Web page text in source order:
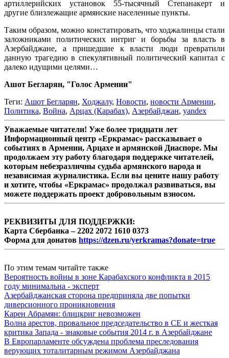
артиллерийских установок 55-тысячный Степанакерт и
другие близлежащие армянские населенные пункты.
Таким образом, можно констатировать, что ходжалинцы стали
заложниками политических интриг и борьбы за власть в
Азербайджане, а пришедшие к власти люди превратили
данную трагедию в спекулятивный политический капитал с
далеко идущими целями…
Ашот Бегларян, "Голос Армении"
Теги: Ашот Бегларян, Ходжалу, Новости, новости Армении,
Политика, Война, Арцах (Карабах), Азербайджан, yandex
Уважаемые читатели! Уже более тридцати лет
Информационный центр «Еркрамас» рассказывает о
событиях в Армении, Арцахе и армянской Диаспоре. Мы
продолжаем эту работу благодаря поддержке читателей,
которым небезразличны судьба армянского народа и
независимая журналистика. Если вы цените нашу работу
и хотите, чтобы «Еркрамас» продолжал развиваться, вы
можете поддержать проект добровольным взносом.
РЕКВИЗИТЫ ДЛЯ ПОДДЕРЖКИ:
Карта Сбербанка – 2202 2072 1610 0373
Форма для донатов https://dzen.ru/yerkramas?donate=true
По этим темам читайте также
Вероятность войны в зоне Карабахского конфликта в 2015
году минимальна - эксперт
Азербайджанская сторона предприняла две попытки
диверсионного проникновения
Карен Абрамян: блицкриг невозможен
Волна арестов, провальное председательство в СЕ и жесткая
критика Запада - знаковые события 2014 г. в Азербайджане
В Европарламенте обсуждена проблема преследования
верующих тоталитарным режимом Азербайджана